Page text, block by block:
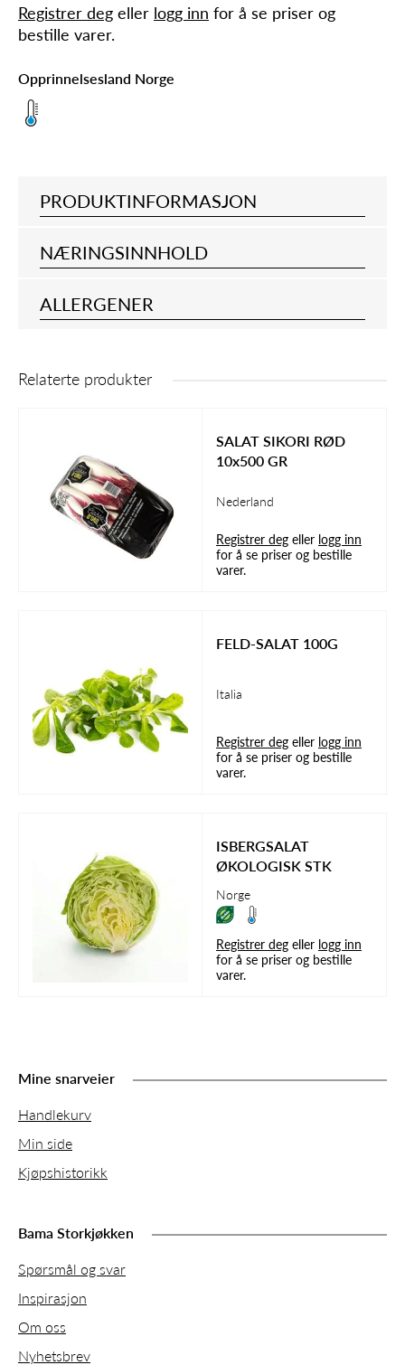
Registrer deg eller logg inn for å se priser og
bestille varer.
Opprinnelsesland Norge
PRODUKTINFORMASJON
NÆRINGSINNHOLD
ALLERGENER
Relaterte produkter
SALAT SIKORI RØD
10x500 GR
Nederland
Registrer deg eller logg inn
for å se priser og bestille
varer.
FELD-SALAT 100G
Italia
Registrer deg eller logg inn
for å se priser og bestille
varer.
ISBERGSALAT
ØKOLOGISK STK
Norge
Registrer deg eller logg inn
for å se priser og bestille
varer.
Mine snarveier
Handlekurv
Min side
Kjøpshistorikk
Bama Storkjøkken
Spørsmål og svar
Inspirasjon
Om oss
Nyhetsbrev